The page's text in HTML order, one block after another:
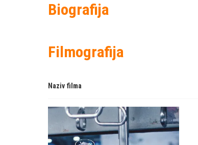
Biografija
Filmografija
Naziv filma